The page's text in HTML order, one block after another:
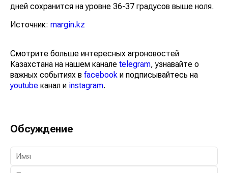
дней сохранится на уровне 36-37 градусов выше ноля.
Источник: margin.kz
Смотрите больше интересных агроновостей
Казахстана на нашем канале telegram, узнавайте о
важных событиях в facebook и подписывайтесь на
youtube канал и instagram.
Обсуждение